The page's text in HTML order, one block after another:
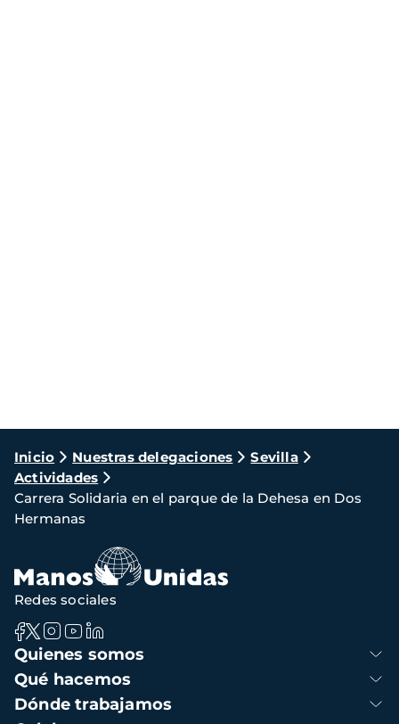
Ruta
de
navegación
Inicio Nuestras delegaciones
Sevilla
Actividades
Carrera Solidaria en el parque de la Dehesa en Dos
Hermanas
Navegación
principal
Quienes somos
Qué hacemos
Dónde trabajamos
Redes sociales